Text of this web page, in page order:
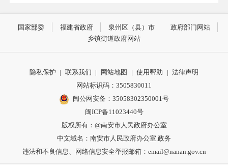
国家部委 福建省政府 泉州区（县）市
政府部门网站
乡镇街道政府网站
隐私保护 | 联系我们 | 网站地图 | 使用帮助 | 法律声明
网站标识码：3505830011
闽公网安备：35058302350001号
闽ICP备11023440号
版权所有：@南安市人民政府办公室
中文域名：南安市人民政府办公室.政务
违法和不良信息、网络信息安全举报邮箱：email@nanan.gov.cn